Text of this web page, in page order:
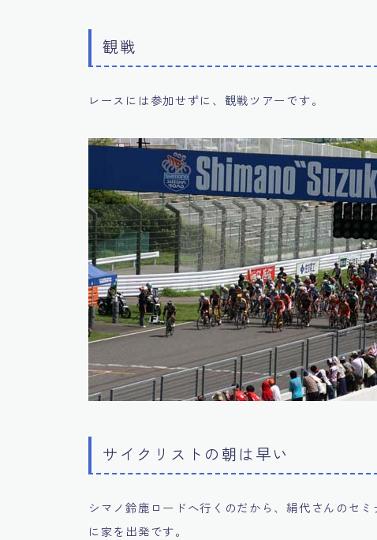
観戦
レースには参加せずに、観戦ツアーです。
サイクリストの朝は早い
シマノ鈴鹿ロードへ行くのだから、絹代さんのセ
に家を出発です。